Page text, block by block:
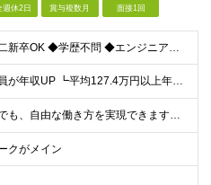
週休2日 賞与複数月 面接1回
★既卒・第二新卒OK ◆学歴不問 ◆エンジニアとしての何かしらの実務経験が1年以上ある方 ※AI未経験者大歓迎 ★意欲重視の採用です！ 「経歴に自信がない」という方も、"今後挑戦したいこと""スキル
★入社後全員が年収UP ┗平均127.4万円以上年収UP！ ┗最大390万円UPの実績もあり 月給35万円～100万円＋決算賞与＋各種手当 【 給与イメージ 】 ■経験1年以上…月給35万円～＋決
★全国どこでも、自由な働き方を実現できます！ 全国のプロジェクト先やフルリモート環境での勤務も可能です。 ＼自由度の高い働き方、叶えます／ □フルリモートで働きたい □ハイブリットに働きたい □家庭
クがメイン